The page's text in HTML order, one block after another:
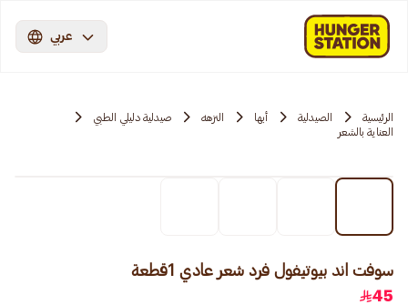
عربي
الرئيسية الصيدلية أبها النزهه
صيدلية دليلي الطبي
العناية بالشعر
سوفت اند بيوتيفول فرد شعر عادي 1قطعة
45